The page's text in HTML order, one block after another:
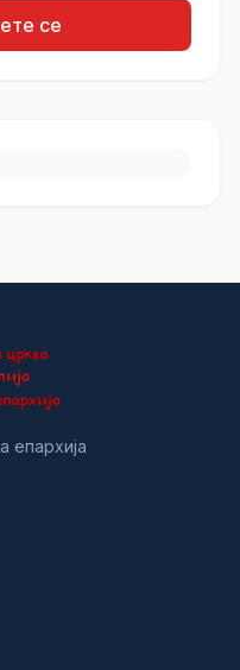
се
епархија